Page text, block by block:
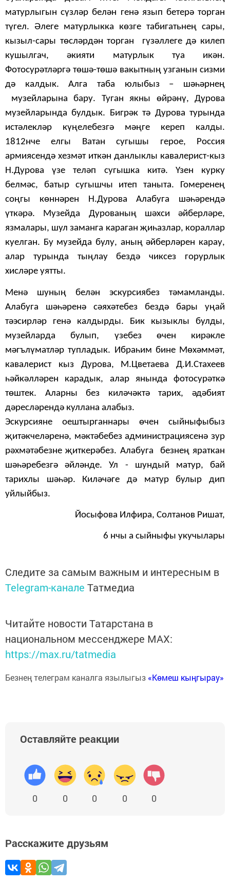
матурлыгын сүзләр белән генә язып бетерә торган
түгел. Әлеге матурлыкка көзге табигатьнең сары,
кызыл-сары төсләрдән торган гүзәллеге дә килеп
кушылгач, әкияти матурлык туа икән.
Фотосурәтләргә төшә-төшә вакытның узганын сизми
дә калдык. Алга таба юлыбыз – шәһәрнең
музейларына бару. Туган якны өйрәнү, Дурова
музейларында булдык. Бигрәк тә Дурова турында
истәлекләр күңелебезгә мәңге кереп калды.
1812нче елгы Ватан сугышы герое, Россия
армиясендә хезмәт иткән данлыклы кавалерист-кыз
Н.Дурова үзе теләп сугышка китә. Үзен курку
белмәс, батыр сугышчы итеп таныта. Гомеренең
соңгы көннәрен Н.Дурова Алабуга шәһәрендә
үткәрә. Музейда Дурованың шәхси әйберләре,
язмалары, шул заманга караган җиһазлар, кораллар
куелган. Бу музейда булу, аның әйберләрен карау,
алар турында тыңлау бездә чиксез горурлык
хисләре уятты.
Менә шуның белән эскурсиябез тәмамланды.
Алабуга шәһәренә сәяхәтебез бездә бары уңай
тәэсирләр генә калдырды. Бик кызыклы булды,
музейларда булып, үзебез өчен кирәкле
мәгълүматләр тупладык. Ибраһим бине Мөхәммәт,
кавалерист кыз Дурова, М.Цветаева Д.И.Стахеев
һәйкәлләрен карадык, алар янында фотосурәткә
төштек. Аларны без киләчәктә тарих, әдәбият
дәресләрендә куллана алабыз.
Эскурсияне оештырганнары өчен сыйныфыбыз
җитәкчеләренә, мәктәбебез администрациясенә зур
рәхмәтәбезне җиткерәбез. Алабуга безнең яраткан
шәһәребезгә әйләнде. Ул - шундый матур, бай
тарихлы шәһәр. Киләчәге дә матур булыр дип
уйлыйбыз.
Йосыфова Илфира, Солтанов Ришат,
6 нчы а сыйныфы укучылары
Следите за самым важным и интересным в
Telegram-канале Татмедиа
Читайте новости Татарстана в
национальном мессенджере MАХ:
https://max.ru/tatmedia
Безнең телеграм каналга язылыгыз «Көмеш кыңгырау»
Оставляйте реакции
0 0 0 0 0
Расскажите друзьям